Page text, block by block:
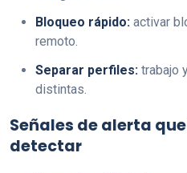
Bloqueo rápido: activar
remoto.
Separar perfiles: trabajo
distintas.
Señales de alerta
detectar